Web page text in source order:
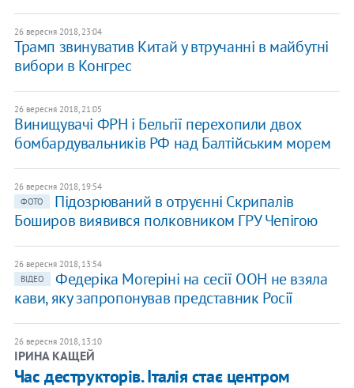
26 вересня 2018, 23:04
Трамп звинуватив Китай у втручанні в майбутні
вибори в Конгрес
26 вересня 2018, 21:05
Винищувачі ФРН і Бельгії перехопили двох
бомбардувальників РФ над Балтійським морем
26 вересня 2018, 19:54
ФОТО
Підозрюваний в отруєнні Скрипалів
Боширов виявився полковником ГРУ Чепігою
26 вересня 2018, 13:54
ВІДЕО
Федеріка Могеріні на сесії ООН не взяла
кави, яку запропонував представник Росії
26 вересня 2018, 13:10
ІРИНА КАЩЕЙ
Час деструкторів. Італія стає центром